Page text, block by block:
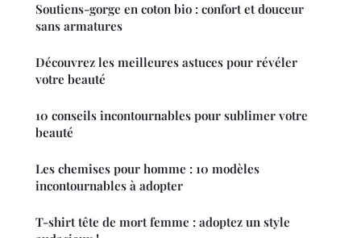
Soutiens-gorge en coton bio : confort et douceur
sans armatures
Découvrez les meilleures astuces pour révéler
votre beauté
10 conseils incontournables pour sublimer votre
beauté
Les chemises pour homme : 10 modèles
incontournables à adopter
T-shirt tête de mort femme : adoptez un style